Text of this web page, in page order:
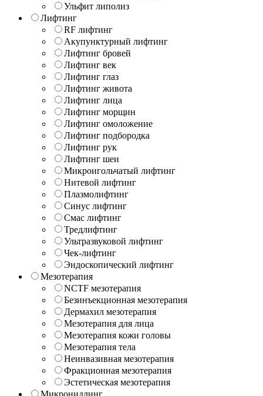
Ульфит липолиз
Лифтинг
RF лифтинг
Акупунктурный лифтинг
Лифтинг бровей
Лифтинг век
Лифтинг глаз
Лифтинг живота
Лифтинг лица
Лифтинг морщин
Лифтинг омоложение
Лифтинг подбородка
Лифтинг рук
Лифтинг шеи
Микроигольчатый лифтинг
Нитевой лифтинг
Плазмолифтинг
Синус лифтинг
Смас лифтинг
Тредлифтинг
Ультразвуковой лифтинг
Чек-лифтинг
Эндоскопический лифтинг
Мезотерапия
NCTF мезотерапия
Безинъекционная мезотерапия
Дермахил мезотерапия
Мезотерапия для лица
Мезотерапия кожи головы
Мезотерапия тела
Неинвазивная мезотерапия
Фракционная мезотерапия
Эстетическая мезотерапия
Микронидлинг